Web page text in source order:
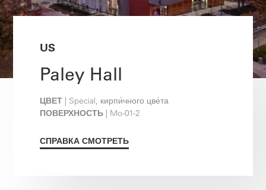
US
Paley Hall
ЦВЕТ | Special, кирпи́чного цве́та
ПОВЕРХНОСТЬ | Mo-01-2
СПРАВКА СМОТРЕТЬ